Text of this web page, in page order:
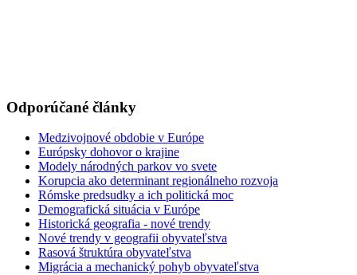
Odporúčané články
Medzivojnové obdobie v Európe
Európsky dohovor o krajine
Modely národných parkov vo svete
Korupcia ako determinant regionálneho rozvoja
Rómske predsudky a ich politická moc
Demografická situácia v Európe
Historická geografia - nové trendy
Nové trendy v geografii obyvateľstva
Rasová štruktúra obyvateľstva
Migrácia a mechanický pohyb obyvateľstva